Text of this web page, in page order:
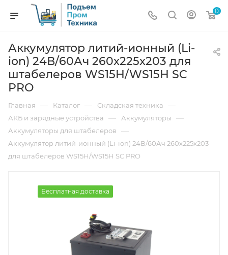
0
Аккумулятор литий-ионный (Li-
ion) 24В/60Ач 260х225х203 для
штабелеров WS15H/WS15H SC
PRO
Главная — Каталог — Складская техника —
АКБ и зарядные устройства — Аккумуляторы —
Аккумуляторы для штабелеров —
Аккумулятор литий-ионный (Li-ion) 24В/60Ач 260х225х203
для штабелеров WS15H/WS15H SC PRO
Бесплатная доставка